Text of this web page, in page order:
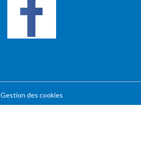
Gestion des cookies